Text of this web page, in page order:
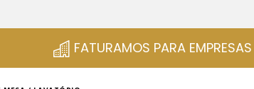
FATURAMOS PARA